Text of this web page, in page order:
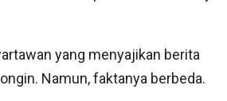
yang menyajikan berita
Namun, faktanya berbeda.